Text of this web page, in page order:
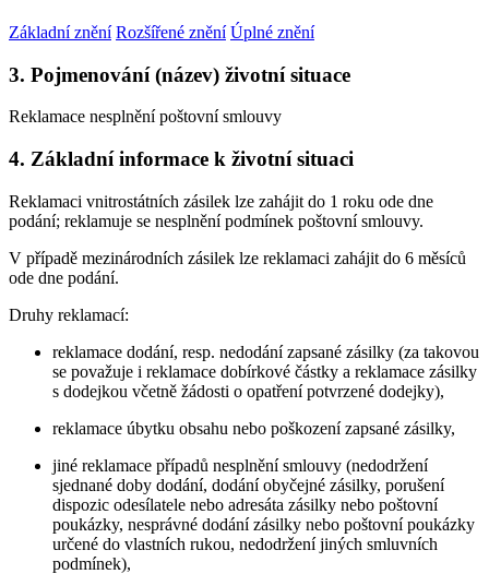
Základní znění Rozšířené znění Úplné znění
3. Pojmenování (název) životní situace
Reklamace nesplnění poštovní smlouvy
4. Základní informace k životní situaci
Reklamaci vnitrostátních zásilek lze zahájit do 1 roku ode dne
podání; reklamuje se nesplnění podmínek poštovní smlouvy.
V případě mezinárodních zásilek lze reklamaci zahájit do 6 měsíců
ode dne podání.
Druhy reklamací:
reklamace dodání, resp. nedodání zapsané zásilky (za takovou
se považuje i reklamace dobírkové částky a reklamace zásilky
s dodejkou včetně žádosti o opatření potvrzené dodejky),
reklamace úbytku obsahu nebo poškození zapsané zásilky,
jiné reklamace případů nesplnění smlouvy (nedodržení
sjednané doby dodání, dodání obyčejné zásilky, porušení
dispozic odesílatele nebo adresáta zásilky nebo poštovní
poukázky, nesprávné dodání zásilky nebo poštovní poukázky
určené do vlastních rukou, nedodržení jiných smluvních
podmínek),